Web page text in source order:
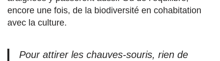
encore une fois, de la biodiversité en cohabitation
avec la culture.
Pour attirer les chauves-souris, rien de